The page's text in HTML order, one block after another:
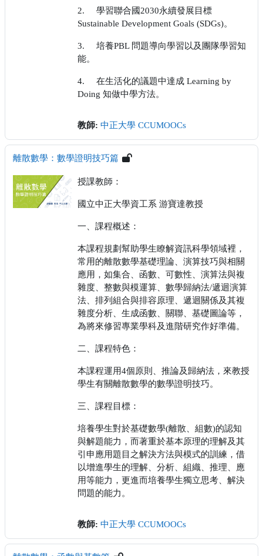
2. 學習聯合國2030永續發展目標
Sustainable Development Goals (SDGs)。
3. 培養PBL 問題導向學習以及團隊學習知
能。
4. 在生活化的議題中達成 Learning by
Doing 知做中學方法。
教師: 中正大學 CCUMOOCs
離散數學：數學證明技巧篇
授課教師：
國立中正大學資工系 游寶達教授
一、課程概述：
本課程規劃幫助學生瞭解資訊科學領域裡，
常用的離散數學基礎理論、演算技巧與相關
應用，如集合、函數、可數性、演算法與複
雜度、整數與模運算、數學歸納法/遞迴演算
法、排列組合與排容原理、遞迴關係及其複
雜度分析、生成函數、關聯、基礎圖論等，
為將來修習專業學科及進階研究作好準備。
二、課程特色：
本課程運用4個原則、推論及歸納法，來教授
學生有關離散數學的數學證明技巧。
三、課程目標：
培養學生對於基礎數學(離散、組數)的認知
與解題能力，而著重於基本原理的理解及其
引申應用題目之解決方法與模式的訓練，借
以增進學生的理解、分析、組織、推理、應
用等能力，更進而培養學生獨立思考、解決
問題的能力。
教師: 中正大學 CCUMOOCs